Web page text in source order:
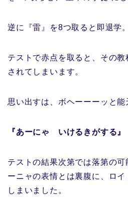
逆に『雷』を8つ取ると即退学。
テストで赤点を取ると、その
されてしまいます。
思い出すは、ボヘーーーッと
『あーにゃ いけるきがする』
テストの結果次第では落第の
ーニャの表情とは裏腹に、ロ
しまいました。